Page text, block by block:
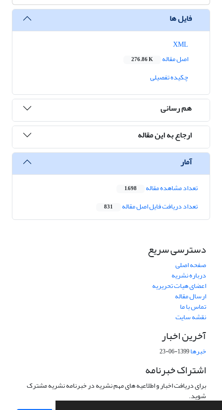
فایل ها
اصل مقاله
276.86 K
چکیده تفصیلی
هم رسانی
ارجاع به این مقاله
آمار
تعداد مشاهده مقاله 1,698
تعداد دریافت فایل اصل مقاله 831
دسترسی سریع
صفحه اصلی
درباره نشریه
اعضای هیات تحریریه
ارسال مقاله
تماس با ما
نقشه سایت
آخرین اخبار
خبرها1399-06-23
اشتراک خبرنامه
برای دریافت اخبار و اطلاعیه های مهم نشریه در خبرنامه نشریه مشترک
شوید.